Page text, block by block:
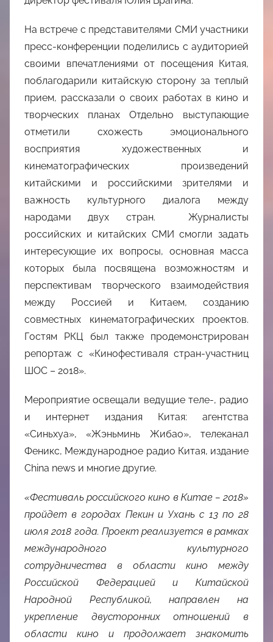
На встрече с представителями СМИ участники
пресс-конференции поделились с аудиторией
своими впечатлениями от посещения Китая,
поблагодарили китайскую сторону за теплый
прием, рассказали о своих работах в кино и
творческих планах Отдельно выступающие
отметили схожесть эмоционального
восприятия художественных и
кинематографических произведений
китайскими и российскими зрителями и
важность культурного диалога между
народами двух стран. Журналисты
российских и китайских СМИ смогли задать
интересующие их вопросы, основная масса
которых была посвящена возможностям и
перспективам творческого взаимодействия
между Россией и Китаем, созданию
совместных кинематографических проектов.
Гостям РКЦ был также продемонстрирован
репортаж с «Кинофестиваля стран-участниц
ШОС – 2018».
Мероприятие освещали ведущие теле-, радио
и интернет издания Китая: агентства
«Синьхуа», «Жэньминь Жибао», телеканал
Феникс, Международное радио Китая, издание
China news и многие другие.
«Фестиваль российского кино в Китае – 2018»
пройдет в городах Пекин и Ухань с 13 по 28
июля 2018 года. Проект реализуется в рамках
международного культурного
сотрудничества в области кино между
Российской Федерацией и Китайской
Народной Республикой, направлен на
укрепление двусторонних отношений в
области кино и продолжает знакомить